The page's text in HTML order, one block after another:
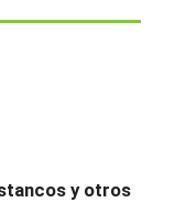
y otros